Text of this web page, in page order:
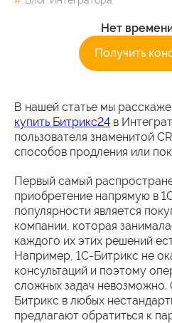
Нет
Получить
В нашей статье мы
купить Битрикс24 в
пользователя знаменитой
способов продления или
Первый самый
приобретение напрямую в
популярности является
компании, которая
каждого их этих решений
Например, 1С-Битрикс не
консультаций и поэтому
сложных задач невозможно.
Битрикс в любых
предлагают обратиться к